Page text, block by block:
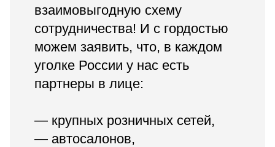
взаимовыгодную схему
сотрудничества! И с гордостью
можем заявить, что, в каждом
уголке России у нас есть
партнеры в лице:
— крупных розничных сетей,
— автосалонов,